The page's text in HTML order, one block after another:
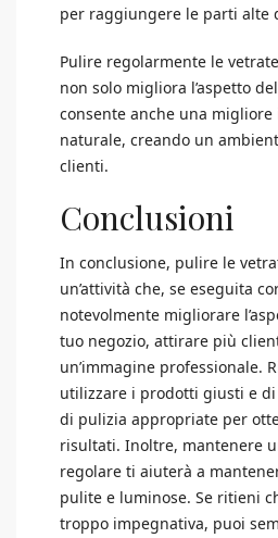
per raggiungere le parti alte
Pulire regolarmente le
non solo migliora l’aspetto
consente anche una
naturale, creando un
clienti.
Conclusioni
In conclusione, pulire le
un’attività che, se eseguita
notevolmente migliorare
tuo negozio, attirare più
un’immagine professionale.
utilizzare i prodotti giusti e
di pulizia appropriate per
risultati. Inoltre, mantenere
regolare ti aiuterà a
pulite e luminose. Se ritieni
troppo impegnativa, puoi